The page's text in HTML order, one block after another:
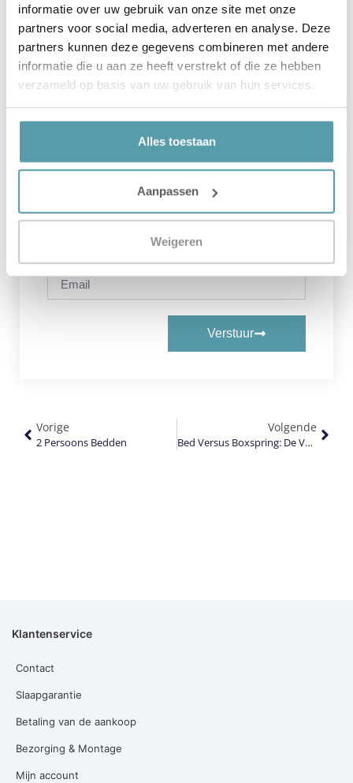
informatie over uw gebruik van onze site met onze
partners voor social media, adverteren en analyse. Deze
partners kunnen deze gegevens combineren met andere
informatie die u aan ze heeft verstrekt of die ze hebben
verzameld op basis van uw gebruik van hun services.
Alles toestaan
Aanpassen
Weigeren
een nieuw bed, zijn geïnteresseerd in
een boxspring. Een bed kan tot wel 30
Contact Ons
Verstuur
Vorige
2 Persoons Bedden
Volgende
Bed Versus Boxspring: De Verschillen
Klantenservice
Contact
Slaapgarantie
Betaling van de aankoop
Bezorging & Montage
Mijn account